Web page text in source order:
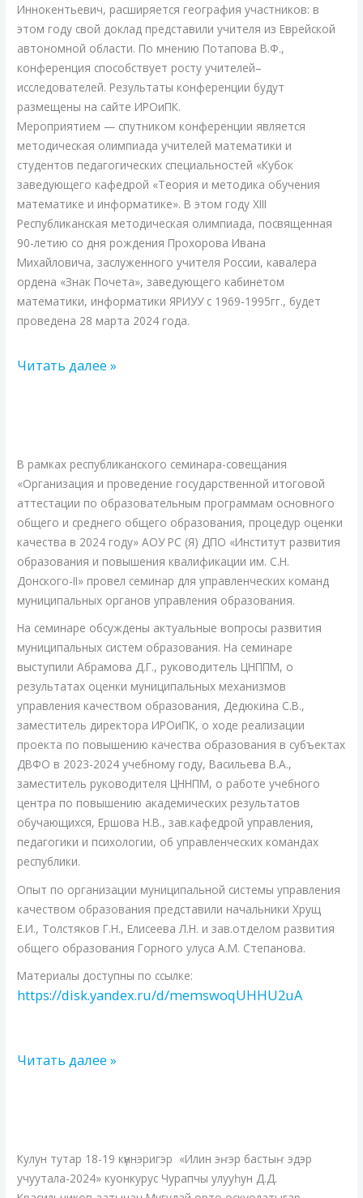
Иннокентьевич, расширяется география участников: в
этом году свой доклад представили учителя из Еврейской
автономной области. По мнению Потапова В.Ф.,
конференция способствует росту учителей–
исследователей. Результаты конференции будут
размещены на сайте ИРОиПК.
Мероприятием — спутником конференции является
методическая олимпиада учителей математики и
студентов педагогических специальностей «Кубок
заведующего кафедрой «Теория и методика обучения
математике и информатике». В этом году XIII
Республиканская методическая олимпиада, посвященная
90-летию со дня рождения Прохорова Ивана
Михайловича, заслуженного учителя России, кавалера
ордена «Знак Почета», заведующего кабинетом
математики, информатики ЯРИУУ с 1969-1995гг., будет
проведена 28 марта 2024 года.
Читать далее »
В рамках республиканского семинара-совещания
«Организация и проведение государственной итоговой
аттестации по образовательным программам основного
общего и среднего общего образования, процедур оценки
качества в 2024 году» АОУ РС (Я) ДПО «Институт развития
образования и повышения квалификации им. С.Н.
Донского-II» провел семинар для управленческих команд
муниципальных органов управления образования.
На семинаре обсуждены актуальные вопросы развития
муниципальных систем образования. На семинаре
выступили Абрамова Д.Г., руководитель ЦНППМ, о
результатах оценки муниципальных механизмов
управления качеством образования, Дедюкина С.В.,
заместитель директора ИРОиПК, о ходе реализации
проекта по повышению качества образования в субъектах
ДВФО в 2023-2024 учебному году, Васильева В.А.,
заместитель руководителя ЦННПМ, о работе учебного
центра по повышению академических результатов
обучающихся, Ершова Н.В., зав.кафедрой управления,
педагогики и психологии, об управленческих командах
республики.
Опыт по организации муниципальной системы управления
качеством образования представили начальники Хрущ
Е.И., Толстяков Г.Н., Елисеева Л.Н. и зав.отделом развития
общего образования Горного улуса А.М. Степанова.
Материалы доступны по ссылке:
https://disk.yandex.ru/d/memswoqUHHU2uA
«Организация
и
проведение
государственной
итоговой
аттестации
по
образовательным
программам
основного
общего
и
среднего
общего
образования
процедур,
оценки
качества
в
2024
году»
Читать далее »
Кулун тутар 18-19 күннэригэр «Илин эҥэр бастыҥ эдэр
учуутала-2024» куонкурус Чурапчы улууһун Д.Д.
улуустар
эдэр